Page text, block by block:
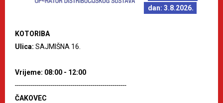
dan: 3.8.2026.
KOTORIBA
Ulica: SAJMIŠNA 16.
Vrijeme: 08:00 - 12:00
--------------------------------------------------------
ČAKOVEC